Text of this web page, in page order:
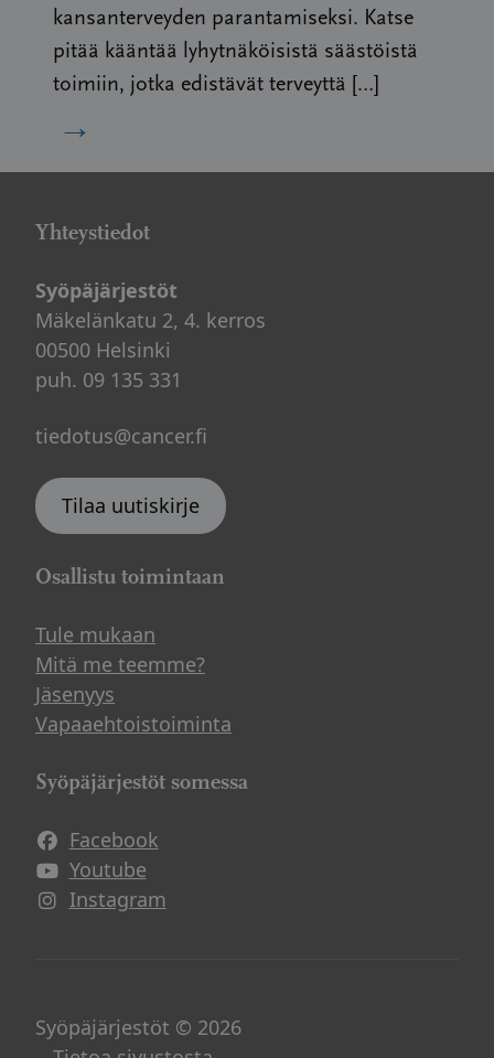
kansanterveyden parantamiseksi. Katse
pitää kääntää lyhytnäköisistä säästöistä
toimiin, jotka edistävät terveyttä […]
→
Yhteystiedot
Syöpäjärjestöt
Mäkelänkatu 2, 4. kerros
00500 Helsinki
puh. 09 135 331
tiedotus@cancer.fi
Tilaa uutiskirje
Osallistu toimintaan
Tule mukaan
Mitä me teemme?
Jäsenyys
Vapaaehtoistoiminta
Syöpäjärjestöt somessa
Facebook
Avautuu uuteen ikkunaan
Youtube
Avautuu uuteen ikkunaan
Instagram
Avautuu uuteen ikkunaan
Syöpäjärjestöt © 2026